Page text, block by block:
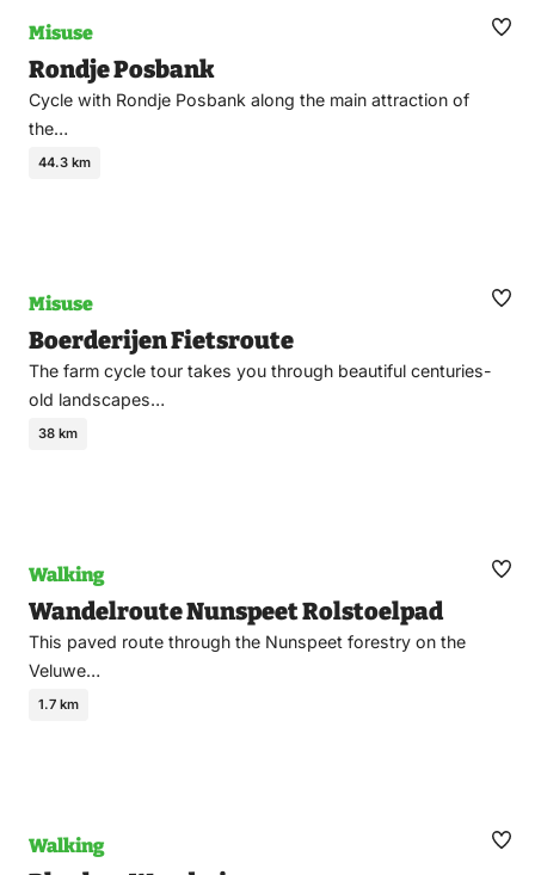
Misuse
Rondje Posbank
Cycle with Rondje Posbank along the main attraction of
the…
44.3 km
Misuse
Boerderijen Fietsroute
The farm cycle tour takes you through beautiful centuries-
old landscapes…
38 km
Walking
Wandelroute Nunspeet Rolstoelpad
This paved route through the Nunspeet forestry on the
Veluwe…
1.7 km
Walking